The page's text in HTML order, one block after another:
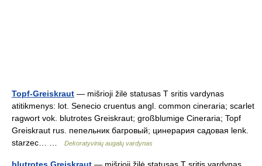
Topf-Greiskraut — mišrioji žilė statusas T sritis vardynas
atitikmenys: lot. Senecio cruentus angl. common cineraria; scarlet
ragwort vok. blutrotes Greiskraut; großblumige Cineraria; Topf
Greiskraut rus. пепельник багровый; цинерария садовая lenk.
starzec… …
Dekoratyvinių augalų vardynas